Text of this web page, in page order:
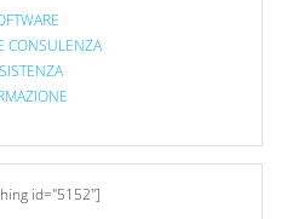
CONSULENZA
id="5152"]